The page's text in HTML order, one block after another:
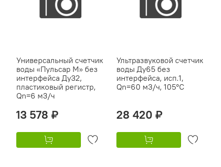
Универсальный счетчик
воды «Пульсар М» без
интерфейса Ду32,
пластиковый регистр,
Qn=6 м3/ч
13 578 ₽
Ультразвуковой счетчик
воды Ду65 без
интерфейса, исп.1,
Qn=60 м3/ч, 105°C
28 420 ₽